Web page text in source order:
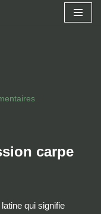
carpe
qui signifie